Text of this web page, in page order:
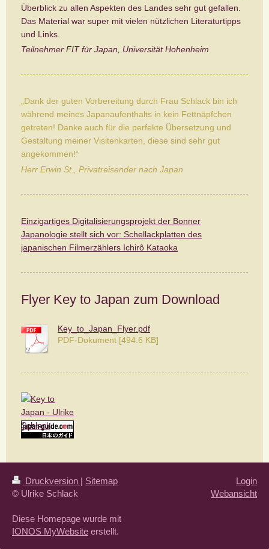
Überblick zu allen Aspekten des Landes sehr gut gefallen.
Das Material war super mit vielen nützlichen Literaturtipps
und Links.
Teilnehmer FIT für Japan, Universität Hohenheim
„Dank der guten Vorbereitung durch Frau Schlack bin ich
während meines Japanaufenthalts in kein Fettnäpfchen
getreten! Danke auch für die perfekte Übersetzung und
Gestaltung meiner Visitenkarten, diese sind sehr gut
angekommen!“
Herr Erwin St., Privatreisender nach Japan
Einzigartiges Digitalisierungsprojekt der Bonner
Japanologie stellt sich vor: Schellackplatten des
japanischen Filmerzählers Ichirô Kataoka
Flyer Key to Japan zum Download
Key_to_Japan_Flyer.pdf
PDF-Dokument [494.6 KB]
Druckversion | Sitemap
© Ulrike Schlack
Diese Homepage wurde mit
IONOS MyWebsite erstellt.
Login
Webansicht